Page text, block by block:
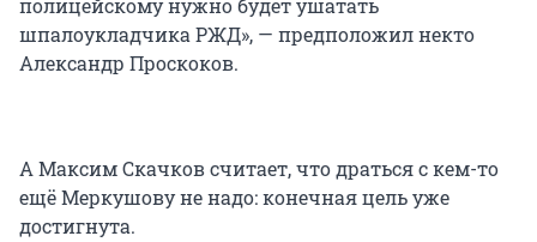
полицейскому нужно будет ушатать
шпалоукладчика РЖД», — предположил некто
Александр Проскоков.
А Максим Скачков считает, что драться с кем-то
ещё Меркушову не надо: конечная цель уже
достигнута.